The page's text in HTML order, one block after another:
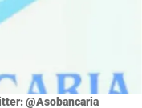
@Asobancaria